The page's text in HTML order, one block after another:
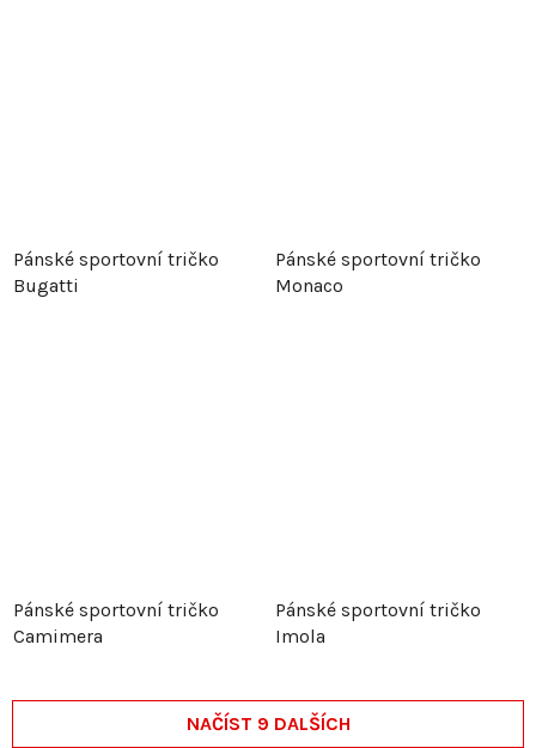
Pánské sportovní tričko
Bugatti
Pánské sportovní tričko
Monaco
Pánské sportovní tričko
Camimera
Pánské sportovní tričko
Imola
NAČÍST 9 DALŠÍCH